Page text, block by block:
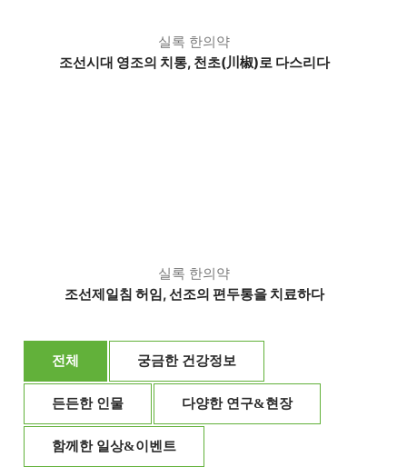
실록 한의약
조선시대 영조의 치통, 천초(川椒)로 다스리다
실록 한의약
조선제일침 허임, 선조의 편두통을 치료하다
전체 궁금한 건강정보
든든한 인물 다양한 연구&현장
함께한 일상&이벤트